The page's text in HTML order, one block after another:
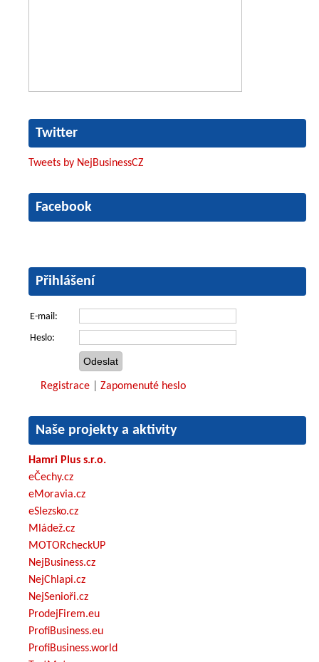
Twitter
Tweets by NejBusinessCZ
Facebook
Přihlášení
E-mail:
Heslo:
Registrace Zapomenuté heslo
Naše projekty a aktivity
Hamri Plus s.r.o.
eČechy.cz
eMoravia.cz
eSlezsko.cz
Mládež.cz
MOTORcheckUP
NejBusiness.cz
NejChlapi.cz
NejSenioři.cz
ProdejFirem.eu
ProfiBusiness.eu
ProfiBusiness.world